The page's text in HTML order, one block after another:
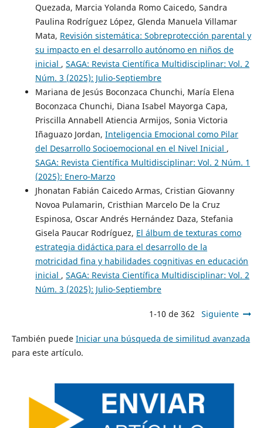
Quezada, Marcia Yolanda Romo Caicedo, Sandra
Paulina Rodríguez López, Glenda Manuela Villamar
Mata, Revisión sistemática: Sobreprotección parental y
su impacto en el desarrollo autónomo en niños de
inicial , SAGA: Revista Científica Multidisciplinar: Vol. 2
Núm. 3 (2025): Julio-Septiembre
Mariana de Jesús Boconzaca Chunchi, María Elena
Boconzaca Chunchi, Diana Isabel Mayorga Capa,
Priscilla Annabell Atiencia Armijos, Sonia Victoria
Iñaguazo Jordan, Inteligencia Emocional como Pilar
del Desarrollo Socioemocional en el Nivel Inicial ,
SAGA: Revista Científica Multidisciplinar: Vol. 2 Núm. 1
(2025): Enero-Marzo
Jhonatan Fabián Caicedo Armas, Cristian Giovanny
Novoa Pulamarin, Cristhian Marcelo De la Cruz
Espinosa, Oscar Andrés Hernández Daza, Stefania
Gisela Paucar Rodríguez, El álbum de texturas como
estrategia didáctica para el desarrollo de la
motricidad fina y habilidades cognitivas en educación
inicial , SAGA: Revista Científica Multidisciplinar: Vol. 2
Núm. 3 (2025): Julio-Septiembre
1-10 de 362 Siguiente
También puede Iniciar una búsqueda de similitud avanzada
para este artículo.